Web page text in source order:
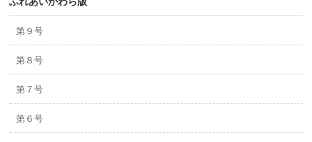
第９号
第８号
第７号
第６号